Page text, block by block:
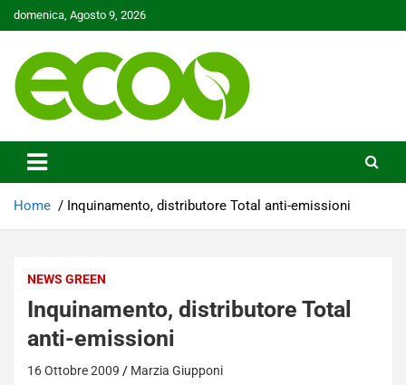
Skip
to
domenica, Agosto 9, 2026
Ecoo.it
Home Inquinamento, distributore Total anti-emissioni
NEWS GREEN
Inquinamento, distributore Total
anti-emissioni
16 Ottobre 2009 Marzia Giupponi